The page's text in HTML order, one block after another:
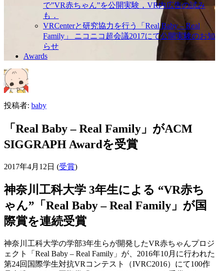
で”VR赤ちゃん”を公開実験，VR内広告の試み
も．
VRCenterと研究協力を行う「Real Baby – Real
Family」 ニコニコ超会議2017にて公開実験のお知
らせ
Awards
投稿者: baby
「Real Baby – Real Family」がACM
SIGGRAPH Awardを受賞
2017年4月12日 (受賞)
神奈川工科大学 3年生による “VR赤ち
ゃん”「Real Baby – Real Family」が国
際賞を連続受賞
神奈川工科大学の学部3年生らが開発したVR赤ちゃんプロジ
ェクト「Real Baby – Real Family」が、2016年10月に行われた
第24回国際学生対抗VRコンテスト（IVRC2016）にて100作